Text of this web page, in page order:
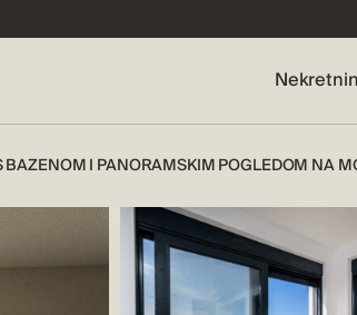
BAZENOM I PANORAMSKIM POGLEDOM NA